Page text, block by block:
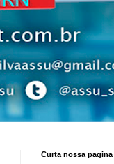
Curta nossa pagina